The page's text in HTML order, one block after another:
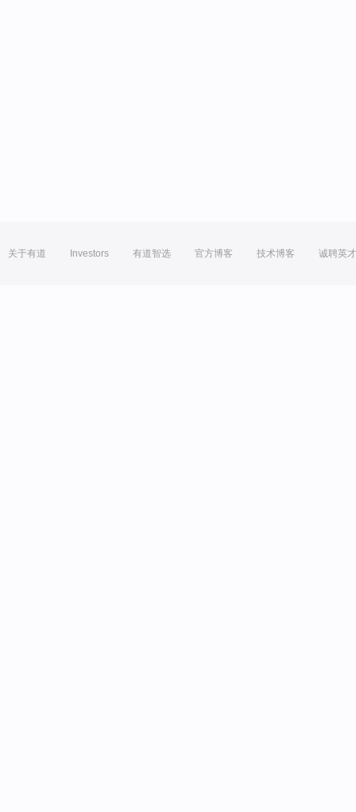
关于有道 Investors 有道智选 官方博客 技术博客 诚聘英才